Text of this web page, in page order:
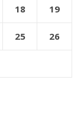
18 19
25 26